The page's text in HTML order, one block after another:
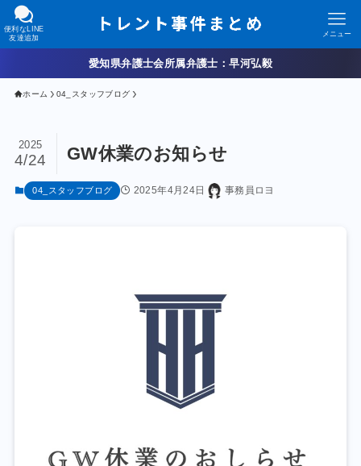
便利なLINE
友達追加
メニュー
愛知県弁護士会所属弁護士：早河弘毅
ホーム 04_スタッフブログ
GW休業のお知らせ
2025
4/24
04_スタッフブログ 2025年4月24日 事務員ロヨ